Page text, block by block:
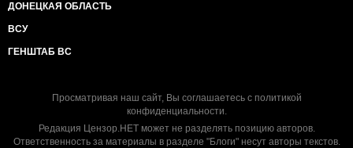
ДОНЕЦКАЯ ОБЛАСТЬ
ВСУ
ГЕНШТАБ ВС
Просматривая наш сайт, Вы соглашаетесь с политикой
конфиденциальности.
Редакция Цензор.НЕТ может не разделять позицию авторов.
Ответственность за материалы в разделе "Блоги" несут авторы текстов.